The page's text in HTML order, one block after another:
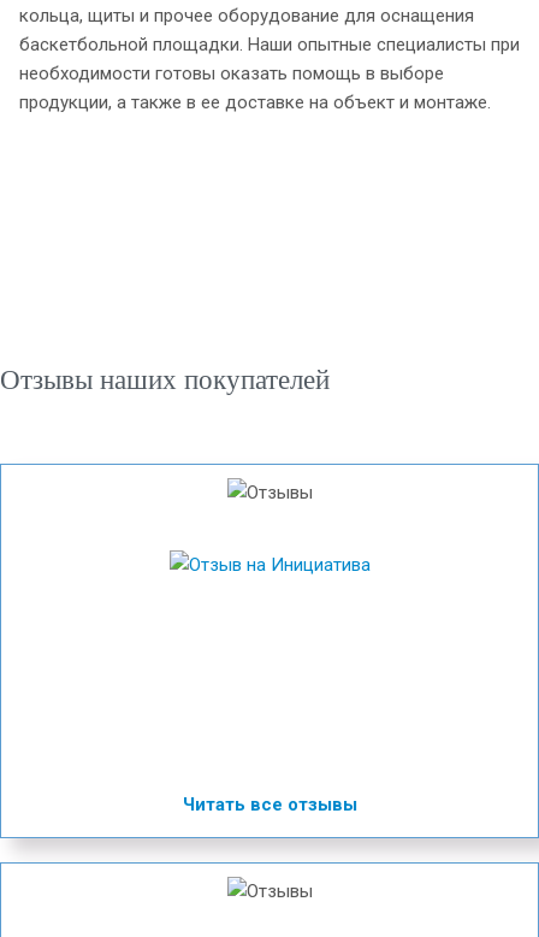
кольца, щиты и прочее оборудование для оснащения
баскетбольной площадки. Наши опытные специалисты при
необходимости готовы оказать помощь в выборе
продукции, а также в ее доставке на объект и монтаже.
Отзывы наших покупателей
Читать все отзывы